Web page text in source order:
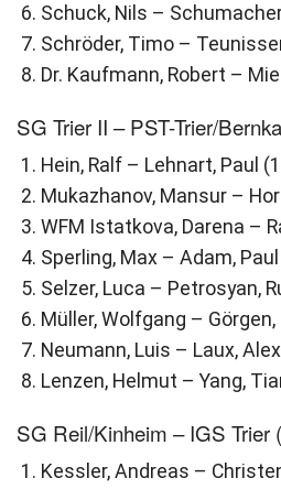
Schuck, Nils –
Schröder, Timo –
Dr. Kaufmann, Robert –
SG Trier II – PST-Trier/
Hein, Ralf – Lehnart, Paul
Mukazhanov, Mansur –
WFM Istatkova, Darena –
Sperling, Max – Adam,
Selzer, Luca – Petrosyan,
Müller, Wolfgang –
Neumann, Luis – Laux,
Lenzen, Helmut – Yang,
SG Reil/Kinheim – IGS Trier
Kessler, Andreas –